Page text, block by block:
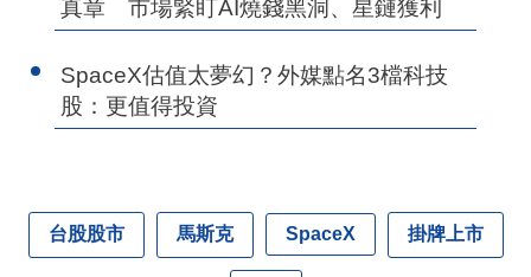
真章 市場緊盯AI燒錢黑洞、星鏈獲利
SpaceX估值太夢幻？外媒點名3檔科技
股：更值得投資
台股股市 馬斯克 SpaceX 掛牌上市